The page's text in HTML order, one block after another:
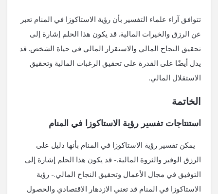
تتوافق آراء علماء التفسير بأن رؤية الاستاكوزا في المنام تعبر
عن الرزق والخيرات المالية. قد يكون هذا الحلم إشارة إلى
تحقيق النجاح المالي والاستقرار المالي في حياة الشخص. قد
يدل أيضًا على القدرة على تحقيق الرغبات المالية وتحقيق
الاستقلال المالي.
الخاتمة
استنتاجات تفسير رؤية الاستاكوزا في المنام
– يمكن تفسير رؤية الاستاكوزا في المنام بأنها دليل على
الرزق الوفير والثروة المالية.- قد يكون هذا الحلم إشارة إلى
التوفيق في مجال الأعمال وتحقيق النجاح المالي.- رؤية
الاستاكوزا في المنام قد تعني الازدهار الاقتصادي والحصول